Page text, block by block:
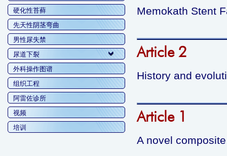
硬化性苔藓
先天性阴茎弯曲
男性尿失禁
尿道下裂
外科操作图谱
组织工程
阿雷佐诊所
视频
培训
Memokath Stent
Article 2
History and
Article 1
A novel